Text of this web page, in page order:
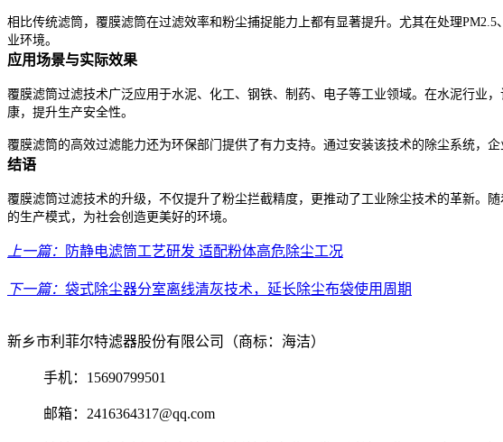
相比传统滤筒，覆膜滤筒在过滤效率和粉尘捕捉能力上都有显著提升。尤其在处理
业环境。
应用场景与实际效果
覆膜滤筒过滤技术广泛应用于水泥、化工、钢铁、制药、电子等工业领域。在水泥行业
康，提升生产安全性。
覆膜滤筒的高效过滤能力还为环保部门提供了有力支持。通过安装该技术的除尘系统，
结语
覆膜滤筒过滤技术的升级，不仅提升了粉尘拦截精度，更推动了工业除尘技术的革新。
的生产模式，为社会创造更美好的环境。
上一篇： 防静电滤筒工艺研发 适配粉体高危除尘工况
下一篇： 袋式除尘器分室离线清灰技术，延长除尘布袋使用周期
新乡市利菲尔特滤器股份有限公司（商标：海洁）
手机：15690799501
邮箱：2416364317@qq.com